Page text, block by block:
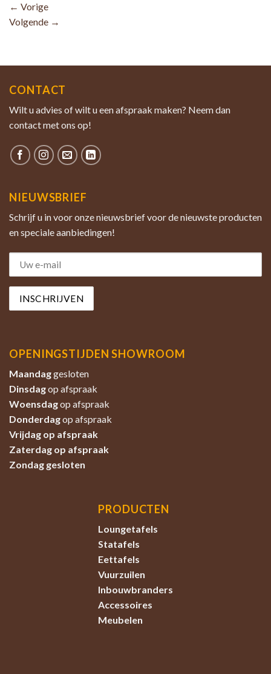
← Vorige
Volgende →
CONTACT
Wilt u advies of wilt u een afspraak maken? Neem dan
contact met ons op!
NIEUWSBRIEF
Schrijf u in voor onze nieuwsbrief voor de nieuwste producten
en speciale aanbiedingen!
OPENINGSTIJDEN SHOWROOM
Maandaggesloten
Dinsdagop afspraak
Woensdagop afspraak
Donderdagop afspraak
Vrijdag op afspraak
Zaterdag op afspraak
Zondag gesloten
PRODUCTEN
Loungetafels
Statafels
Eettafels
Vuurzuilen
Inbouwbranders
Accessoires
Meubelen